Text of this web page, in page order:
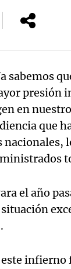
sabemos
presión
en
que
nacionales,
el año